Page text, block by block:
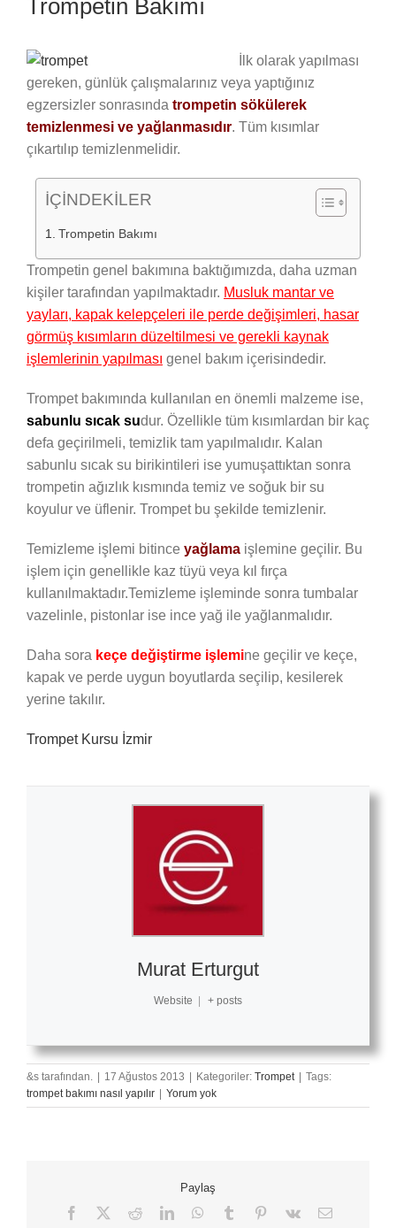
Trompetin Bakımı
İlk olarak yapılması
gereken, günlük çalışmalarınız veya yaptığınız
egzersizler sonrasında trompetin sökülerek
temizlenmesi ve yağlanmasıdır. Tüm kısımlar
çıkartılıp temizlenmelidir.
İÇİNDEKİLER
Trompetin Bakımı
Trompetin genel bakımına baktığımızda, daha uzman
kişiler tarafından yapılmaktadır. Musluk mantar ve
yayları, kapak kelepçeleri ile perde değişimleri, hasar
görmüş kısımların düzeltilmesi ve gerekli kaynak
işlemlerinin yapılması genel bakım içerisindedir.
Trompet bakımında kullanılan en önemli malzeme ise,
sabunlu sıcak sudur. Özellikle tüm kısımlardan bir kaç
defa geçirilmeli, temizlik tam yapılmalıdır. Kalan
sabunlu sıcak su birikintileri ise yumuşattıktan sonra
trompetin ağızlık kısmında temiz ve soğuk bir su
koyulur ve üflenir. Trompet bu şekilde temizlenir.
Temizleme işlemi bitince yağlama işlemine geçilir. Bu
işlem için genellikle kaz tüyü veya kıl fırça
kullanılmaktadır.Temizleme işleminde sonra tumbalar
vazelinle, pistonlar ise ince yağ ile yağlanmalıdır.
Daha sora keçe değiştirme işlemine geçilir ve keçe,
kapak ve perde uygun boyutlarda seçilip, kesilerek
yerine takılır.
Trompet Kursu İzmir
Murat Erturgut
Website | + posts
&s tarafından. | 17 Ağustos 2013 | Kategoriler: Trompet | Tags:
trompet bakımı nasıl yapılır | Yorum yok
Paylaş
Facebook RedditLinkedInWhatsApp
Tumblr Pinterest
Vk
E-